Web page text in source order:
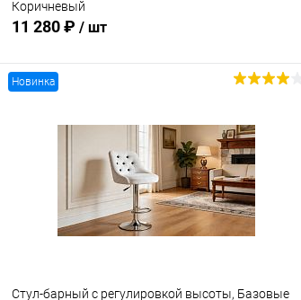
Коричневый
11 280 ₽ / шт
Сравнение
Под заказ
Новинка
Стул-барный с регулировкой высоты, Базовые